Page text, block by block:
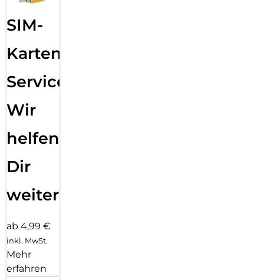
SIM-
Karten
Service:
Wir
helfen
Dir
weiter
ab 4,99 €
inkl. MwSt.
Mehr
erfahren